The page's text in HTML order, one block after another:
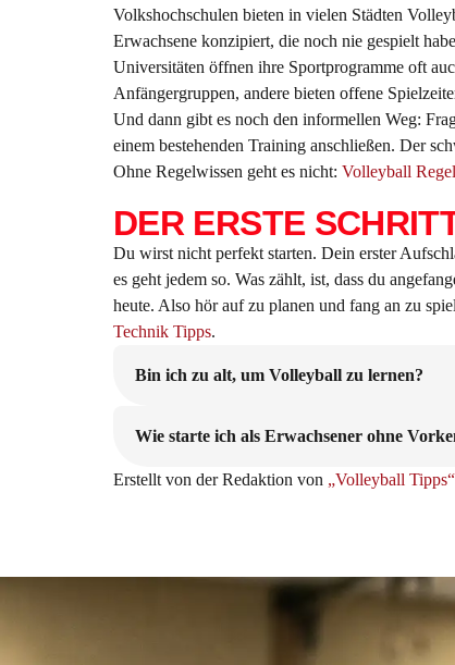
Volkshochschulen bieten in vielen Städten
Erwachsene konzipiert, die noch nie gespielt
Universitäten öffnen ihre Sportprogramme oft
Anfängergruppen, andere bieten offene
Und dann gibt es noch den informellen Weg:
einem bestehenden Training anschließen. Der
Ohne Regelwissen geht es nicht: Volleyball
DER ERSTE
Du wirst nicht perfekt starten. Dein erster
es geht jedem so. Was zählt, ist, dass du
heute. Also hör auf zu planen und fang an zu
Technik Tipps.
Bin ich zu alt, um Volleyball zu lernen?
Wie starte ich als Erwachsener ohne
Erstellt von der Redaktion von „Volleyball Tipps“